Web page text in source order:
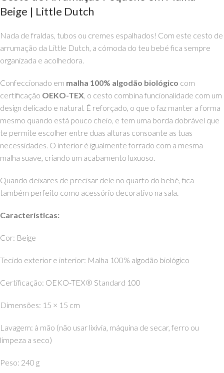
Beige | Little Dutch
Nada de fraldas, tubos ou cremes espalhados! Com este cesto de
arrumação da Little Dutch, a cómoda do teu bebé fica sempre
organizada e acolhedora.
Confeccionado em malha 100% algodão biológico com
certificação OEKO-TEX, o cesto combina funcionalidade com um
design delicado e natural. É reforçado, o que o faz manter a forma
mesmo quando está pouco cheio, e tem uma borda dobrável que
te permite escolher entre duas alturas consoante as tuas
necessidades. O interior é igualmente forrado com a mesma
malha suave, criando um acabamento luxuoso.
Quando deixares de precisar dele no quarto do bebé, fica
também perfeito como acessório decorativo na sala.
Características:
Cor: Beige
Tecido exterior e interior: Malha 100% algodão biológico
Certificação: OEKO-TEX® Standard 100
Dimensões: 15 × 15 cm
Lavagem: à mão (não usar lixívia, máquina de secar, ferro ou
limpeza a seco)
Peso: 240 g